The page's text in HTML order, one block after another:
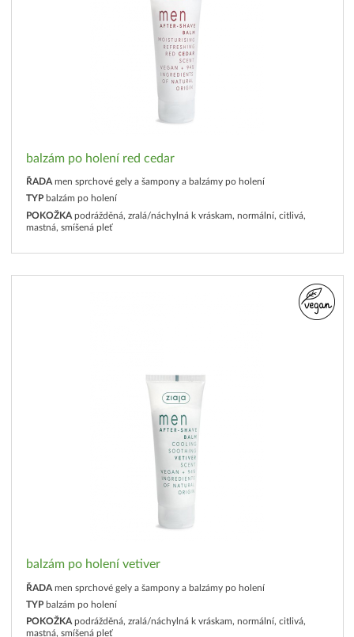
balzám po holení red cedar
ŘADA men sprchové gely a šampony a balzámy po holení
TYP balzám po holení
POKOŽKA podrážděná, zralá/náchylná k vráskam, normální, citlivá,
mastná, smíšená pleť
balzám po holení vetiver
ŘADA men sprchové gely a šampony a balzámy po holení
TYP balzám po holení
POKOŽKA podrážděná, zralá/náchylná k vráskam, normální, citlivá,
mastná, smíšená pleť